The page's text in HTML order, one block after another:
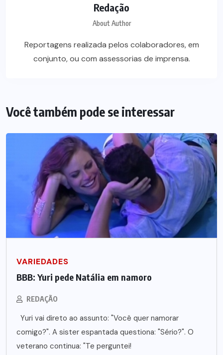
Redação
About Author
Reportagens realizada pelos colaboradores, em
conjunto, ou com assessorias de imprensa.
Você também pode se interessar
VARIEDADES
BBB: Yuri pede Natália em namoro
REDAÇÃO
Yuri vai direto ao assunto: "Você quer namorar
comigo?". A sister espantada questiona: "Sério?". O
veterano continua: "Te perguntei!